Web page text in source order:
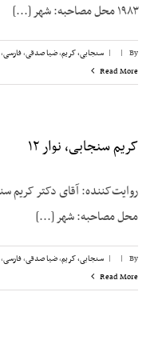
۱۹۸۳ محل مصاحبه: شهر [...]
By
|
| سنجابی، کریم,ضیا صدقی,فارسی,
Read More
کریم سنجابی، نوار ۱۲
محل مصاحبه: شهر [...]
By
|
| سنجابی، کریم,ضیا صدقی,فارسی,
Read More